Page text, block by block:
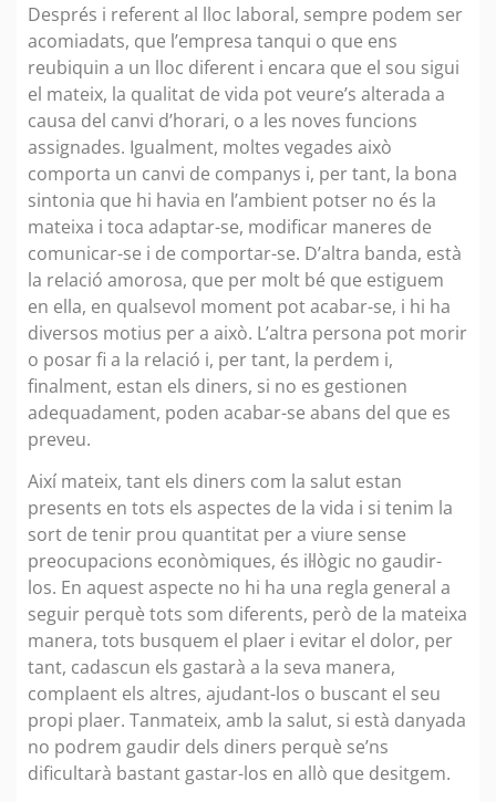
Després i referent al lloc laboral, sempre podem ser
acomiadats, que l’empresa tanqui o que ens
reubiquin a un lloc diferent i encara que el sou sigui
el mateix, la qualitat de vida pot veure’s alterada a
causa del canvi d’horari, o a les noves funcions
assignades. Igualment, moltes vegades això
comporta un canvi de companys i, per tant, la bona
sintonia que hi havia en l’ambient potser no és la
mateixa i toca adaptar-se, modificar maneres de
comunicar-se i de comportar-se. D’altra banda, està
la relació amorosa, que per molt bé que estiguem
en ella, en qualsevol moment pot acabar-se, i hi ha
diversos motius per a això. L’altra persona pot morir
o posar fi a la relació i, per tant, la perdem i,
finalment, estan els diners, si no es gestionen
adequadament, poden acabar-se abans del que es
preveu.
Així mateix, tant els diners com la salut estan
presents en tots els aspectes de la vida i si tenim la
sort de tenir prou quantitat per a viure sense
preocupacions econòmiques, és il·lògic no gaudir-
los. En aquest aspecte no hi ha una regla general a
seguir perquè tots som diferents, però de la mateixa
manera, tots busquem el plaer i evitar el dolor, per
tant, cadascun els gastarà a la seva manera,
complaent els altres, ajudant-los o buscant el seu
propi plaer. Tanmateix, amb la salut, si està danyada
no podrem gaudir dels diners perquè se’ns
dificultarà bastant gastar-los en allò que desitgem.